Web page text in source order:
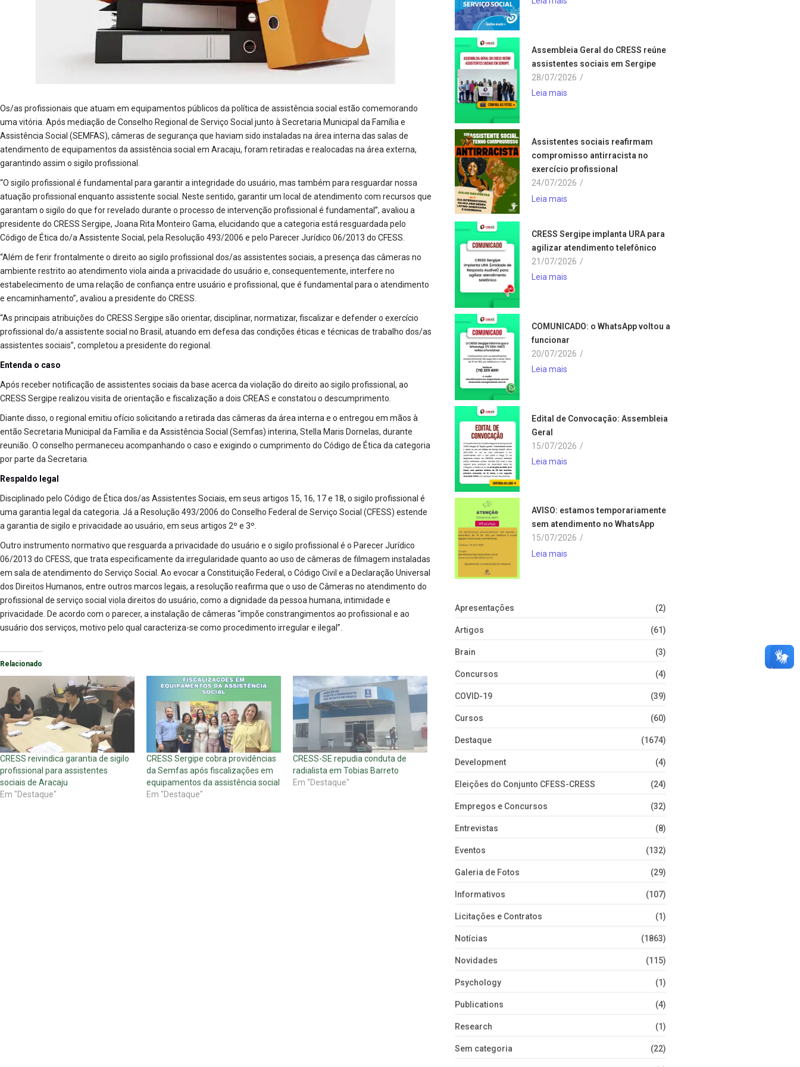
Os/as profissionais que atuam em equipamentos públicos da política de assistência social estão comemorando
uma vitória. Após mediação de Conselho Regional de Serviço Social junto à Secretaria Municipal da Família e
Assistência Social (SEMFAS), câmeras de segurança que haviam sido instaladas na área interna das salas de
atendimento de equipamentos da assistência social em Aracaju, foram retiradas e realocadas na área externa,
garantindo assim o sigilo profissional.
“O sigilo profissional é fundamental para garantir a integridade do usuário, mas também para resguardar nossa
atuação profissional enquanto assistente social. Neste sentido, garantir um local de atendimento com recursos que
garantam o sigilo do que for revelado durante o processo de intervenção profissional é fundamental”, avaliou a
presidente do CRESS Sergipe, Joana Rita Monteiro Gama, elucidando que a categoria está resguardada pelo
Código de Ética do/a Assistente Social, pela Resolução 493/2006 e pelo Parecer Jurídico 06/2013 do CFESS.
“Além de ferir frontalmente o direito ao sigilo profissional dos/as assistentes sociais, a presença das câmeras no
ambiente restrito ao atendimento viola ainda a privacidade do usuário e, consequentemente, interfere no
estabelecimento de uma relação de confiança entre usuário e profissional, que é fundamental para o atendimento
e encaminhamento”, avaliou a presidente do CRESS.
“As principais atribuições do CRESS Sergipe são orientar, disciplinar, normatizar, fiscalizar e defender o exercício
profissional do/a assistente social no Brasil, atuando em defesa das condições éticas e técnicas de trabalho dos/as
assistentes sociais”, completou a presidente do regional.
Entenda o caso
Após receber notificação de assistentes sociais da base acerca da violação do direito ao sigilo profissional, ao
CRESS Sergipe realizou visita de orientação e fiscalização a dois CREAS e constatou o descumprimento.
Diante disso, o regional emitiu ofício solicitando a retirada das câmeras da área interna e o entregou em mãos à
então Secretaria Municipal da Família e da Assistência Social (Semfas) interina, Stella Maris Dornelas, durante
reunião. O conselho permaneceu acompanhando o caso e exigindo o cumprimento do Código de Ética da categoria
por parte da Secretaria.
Respaldo legal
Disciplinado pelo Código de Ética dos/as Assistentes Sociais, em seus artigos 15, 16, 17 e 18, o sigilo profissional é
uma garantia legal da categoria. Já a Resolução 493/2006 do Conselho Federal de Serviço Social (CFESS) estende
a garantia de sigilo e privacidade ao usuário, em seus artigos 2º e 3º.
Outro instrumento normativo que resguarda a privacidade do usuário e o sigilo profissional é o Parecer Jurídico
06/2013 do CFESS, que trata especificamente da irregularidade quanto ao uso de câmeras de filmagem instaladas
em sala de atendimento do Serviço Social. Ao evocar a Constituição Federal, o Código Civil e a Declaração Universal
dos Direitos Humanos, entre outros marcos legais, a resolução reafirma que o uso de Câmeras no atendimento do
profissional de serviço social viola direitos do usuário, como a dignidade da pessoa humana, intimidade e
privacidade. De acordo com o parecer, a instalação de câmeras “impõe constrangimentos ao profissional e ao
usuário dos serviços, motivo pelo qual caracteriza-se como procedimento irregular e ilegal”.
Relacionado
CRESS reivindica garantia de sigilo
profissional para assistentes
sociais de Aracaju
Em "Destaque"
CRESS Sergipe cobra providências
da Semfas após fiscalizações em
equipamentos da assistência social
Em "Destaque"
CRESS-SE repudia conduta de
radialista em Tobias Barreto
Em "Destaque"
Assembleia Geral do CRESS reúne
assistentes sociais em Sergipe
28/07/2026 /
Leia mais
Assistentes sociais reafirmam
compromisso antirracista no
exercício profissional
24/07/2026 /
Leia mais
CRESS Sergipe implanta URA para
agilizar atendimento telefônico
21/07/2026 /
Leia mais
COMUNICADO: o WhatsApp voltou a
funcionar
20/07/2026 /
Leia mais
Edital de Convocação: Assembleia
Geral
15/07/2026 /
Leia mais
AVISO: estamos temporariamente
sem atendimento no WhatsApp
15/07/2026 /
Leia mais
Apresentações (2)
Artigos (61)
Brain (3)
Concursos (4)
COVID-19 (39)
Cursos (60)
Destaque (1674)
Development (4)
Eleições do Conjunto CFESS-CRESS (24)
Empregos e Concursos (32)
Entrevistas (8)
Eventos (132)
Galeria de Fotos (29)
Informativos (107)
Licitações e Contratos (1)
Notícias (1863)
Novidades (115)
Psychology (1)
Publications (4)
Research (1)
Sem categoria (22)